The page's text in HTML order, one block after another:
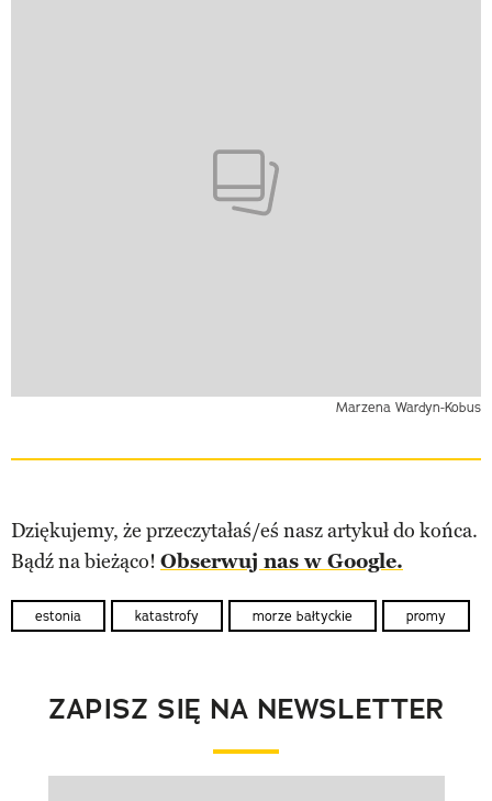
Marzena Wardyn-Kobus
Dziękujemy, że przeczytałaś/eś nasz artykuł do końca.
Bądź na bieżąco! Obserwuj nas w Google.
estonia katastrofy morze bałtyckie promy
ZAPISZ SIĘ NA NEWSLETTER